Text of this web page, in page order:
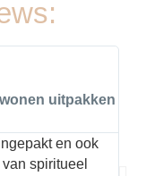
uitpakken
en ook
spiritueel